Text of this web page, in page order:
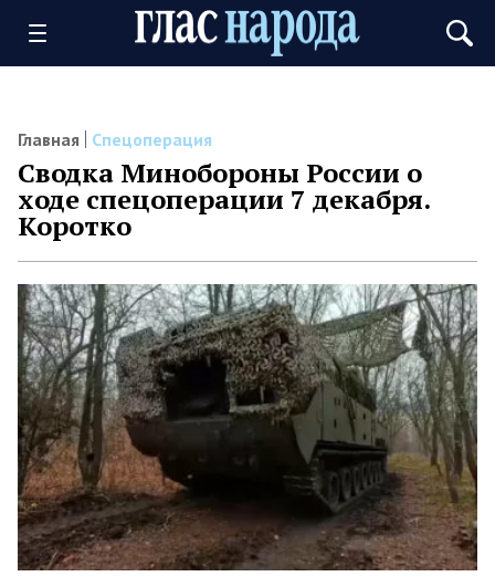
Главная Спецоперация
Сводка Минобороны России о
ходе спецоперации 7 декабря.
Коротко